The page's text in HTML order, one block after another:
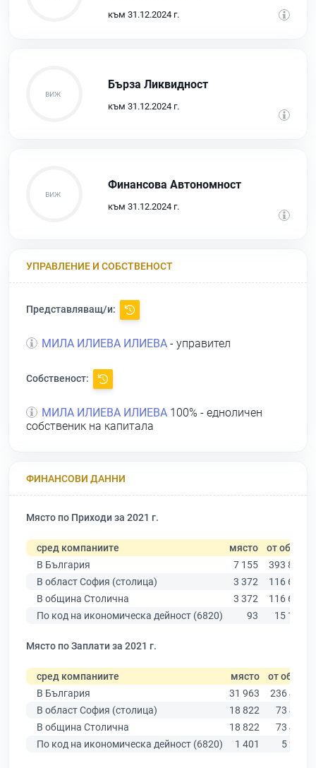
към 31.12.2024 г.
Бърза Ликвидност
към 31.12.2024 г.
Финансова Автономност
към 31.12.2024 г.
УПРАВЛЕНИЕ И СОБСТВЕНОСТ
Представляващ/и:
МИЛА ИЛИЕВА ИЛИЕВА - управител
Собственост:
МИЛА ИЛИЕВА ИЛИЕВА 100% - едноличен
собственик на капитала
ФИНАНСОВИ ДАННИ
Място по Приходи за 2021 г.
сред компаниите място от общо
В България
7 155
393 881
В област София (столица)
3 372
116 667
В община Столична
3 372
116 667
По код на икономическа дейност (6820)
93 15 132
Място по Заплати за 2021 г.
сред компаниите място от общо
В България
31 963
236 445
В област София (столица)
18 822
73 443
В община Столична
18 822
73 443
По код на икономическа дейност (6820)
1 401 5 255